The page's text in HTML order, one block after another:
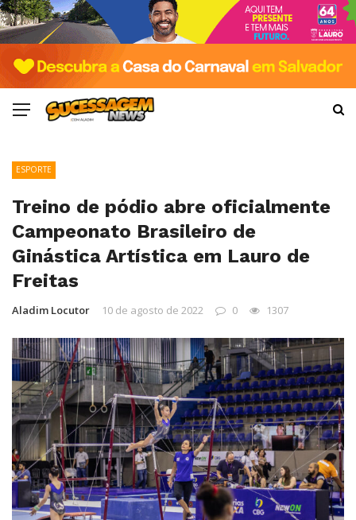
ESPORTE
Treino de pódio abre oficialmente
Campeonato Brasileiro de
Ginástica Artística em Lauro de
Freitas
Aladim Locutor 10 de agosto de 2022 0 1307